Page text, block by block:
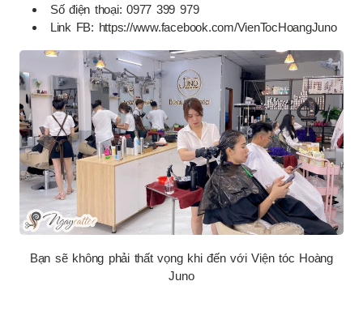
Số điện thoại: 0977 399 979
Link FB: https://www.facebook.com/VienTocHoangJuno
Bạn sẽ không phải thất vọng khi đến với Viện tóc Hoàng
Juno